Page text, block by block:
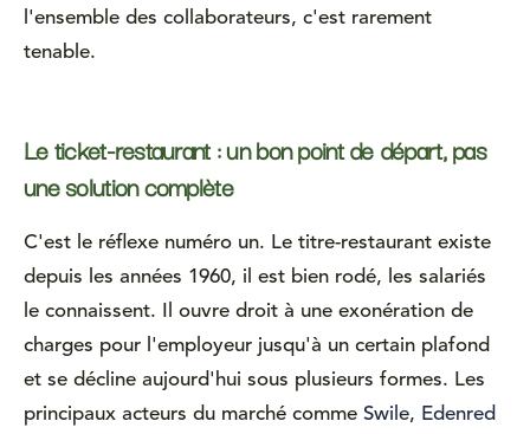
l'ensemble des collaborateurs, c'est rarement
tenable.
Le ticket-restaurant : un bon point de départ, pas
une solution complète
C'est le réflexe numéro un. Le titre-restaurant existe
depuis les années 1960, il est bien rodé, les salariés
le connaissent. Il ouvre droit à une exonération de
charges pour l'employeur jusqu'à un certain plafond
et se décline aujourd'hui sous plusieurs formes. Les
principaux acteurs du marché comme Swile, Edenred